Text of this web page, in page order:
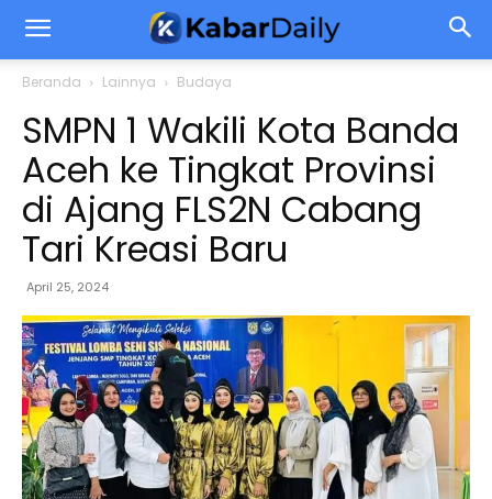
Beranda Lainnya Budaya
SMPN 1 Wakili Kota Banda
Aceh ke Tingkat Provinsi
di Ajang FLS2N Cabang
Tari Kreasi Baru
April 25, 2024